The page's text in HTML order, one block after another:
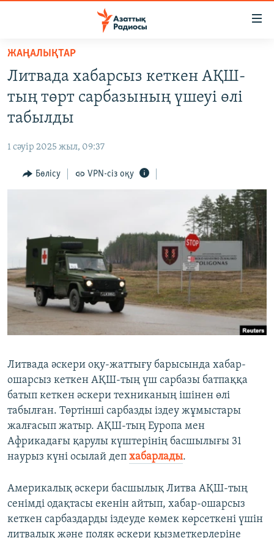
Skip
main
content
main
Navigation
to
AZATTYQTV
АДАМ ҚҰҚЫҚТАРЫ
ӘЛЕУМЕТ
Русский
ЖАЗЫЛЫҢЫЗ
ЖАҢАЛЫҚТАР
Литвада хабарсыз кеткен АҚШ-
тың төрт сарбазының үшеуі өлі
табылды
1 сәуір 2025 жыл, 09:37
Бөлісу VPN-сіз оқу
Литвада әскери оқу-жаттығу барысында хабар-
ошарсыз кеткен АҚШ-тың үш сарбазы батпаққа
батып кеткен әскери техниканың ішінен өлі
табылған. Төртінші сарбазды іздеу жұмыстары
жалғасып жатыр. АҚШ-тың Еуропа мен
Африкадағы қарулы күштерінің басшылығы 31
наурыз күні осылай деп хабарлады.
Америкалық әскери басшылық Литва АҚШ-тың
сенімді одақтасы екенін айтып, хабар-ошарсыз
кеткен сарбаздарды іздеуде көмек көрсеткені үшін
литвалық және поляк әскери қызметкерлеріне